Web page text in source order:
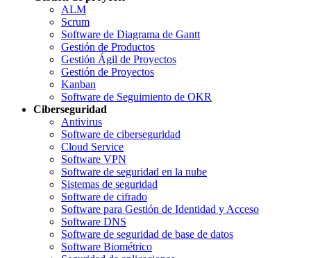
ALM
Scrum
Software de Diagrama de Gantt
Gestión de Productos
Gestión Ágil de Proyectos
Gestión de Proyectos
Kanban
Software de Seguimiento de OKR
Ciberseguridad
Antivirus
Software de ciberseguridad
Cloud Service
Software VPN
Software de seguridad en la nube
Sistemas de seguridad
Software de cifrado
Software para Gestión de Identidad y Acceso
Software DNS
Software de seguridad de base de datos
Software Biométrico